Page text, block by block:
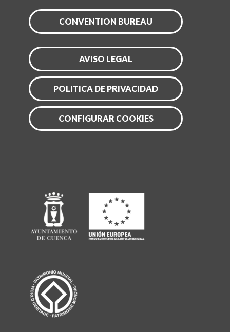
CONVENTION BUREAU
AVISO LEGAL
POLITICA DE PRIVACIDAD
CONFIGURAR COOKIES